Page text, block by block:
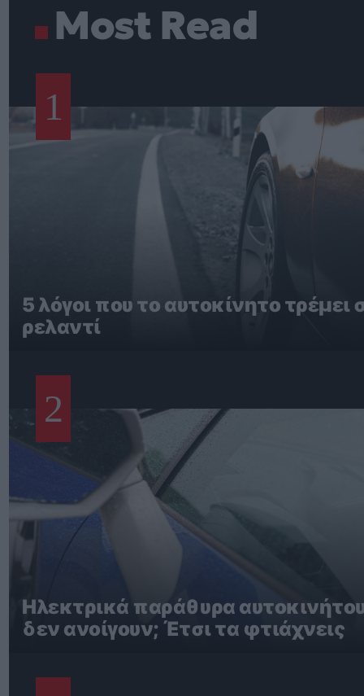
Most Read
1
5 λόγοι που το αυτοκίνητο τρέμει
ρελαντί
2
Ηλεκτρικά παράθυρα
δεν ανοίγουν; Έτσι τα φτιάχνεις